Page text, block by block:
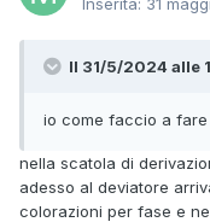
Il 31/5/2024 alle
io come faccio a
nella scatola di
adesso al deviatore
colorazioni per fase e